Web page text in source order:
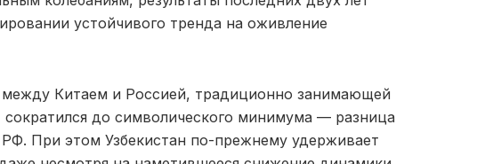
устойчивого тренда на оживление
Китаем и Россией, традиционно занимающей
до символического минимума — разница
РФ. При этом Узбекистан по-прежнему удерживает